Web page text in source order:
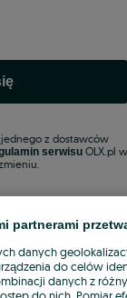
z dostawców
serwisuOLX.pl w
partnerami
danych
do celów
danych z